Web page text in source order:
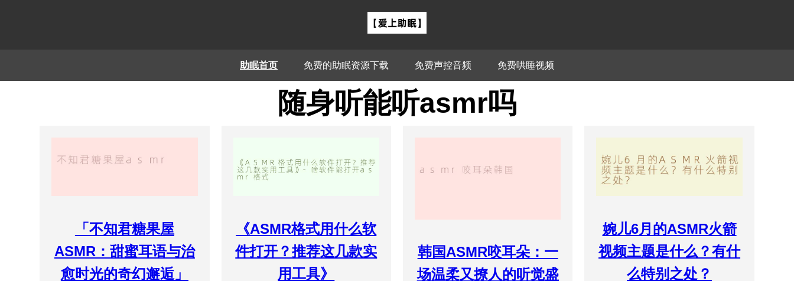
助眠首页 免费的助眠资源下载 免费声控音频 免费哄睡视频
随身听能听asmr吗
「不知君糖果屋
ASMR：甜蜜耳语与治
愈时光的奇幻邂逅」
《ASMR格式用什么软
件打开？推荐这几款实
用工具》
韩国ASMR咬耳朵：一
场温柔又撩人的听觉盛
婉儿6月的ASMR火箭
视频主题是什么？有什
么特别之处？